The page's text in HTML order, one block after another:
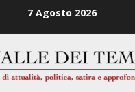
7 Agosto 2026